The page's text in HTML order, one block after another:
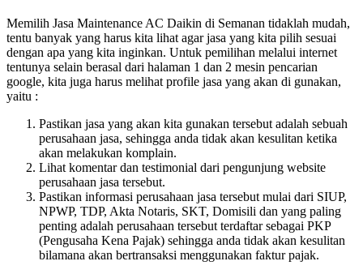
Memilih Jasa Maintenance AC Daikin di Semanan tidaklah mudah,
tentu banyak yang harus kita lihat agar jasa yang kita pilih sesuai
dengan apa yang kita inginkan. Untuk pemilihan melalui internet
tentunya selain berasal dari halaman 1 dan 2 mesin pencarian
google, kita juga harus melihat profile jasa yang akan di gunakan,
yaitu :
Pastikan jasa yang akan kita gunakan tersebut adalah sebuah
perusahaan jasa, sehingga anda tidak akan kesulitan ketika
akan melakukan komplain.
Lihat komentar dan testimonial dari pengunjung website
perusahaan jasa tersebut.
Pastikan informasi perusahaan jasa tersebut mulai dari SIUP,
NPWP, TDP, Akta Notaris, SKT, Domisili dan yang paling
penting adalah perusahaan tersebut terdaftar sebagai PKP
(Pengusaha Kena Pajak) sehingga anda tidak akan kesulitan
bilamana akan bertransaksi menggunakan faktur pajak.